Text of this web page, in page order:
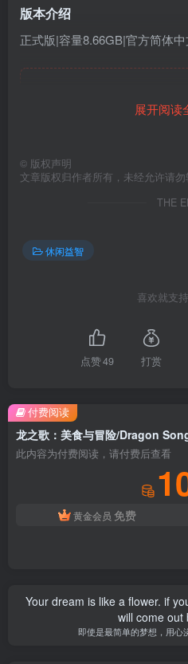
版本介绍
正式版|容量8.66GB|官方简体
展开阅读
© 版权声明
文章版权归作者所有，未经允许请勿
THE
休闲益智
喜欢就支
点赞49 打赏
此内容为付费阅读，请付费后查看
黄金会员 免费
付费阅读
Your dream is like a flower. if
will come out
即使是最简单的梦想，用心